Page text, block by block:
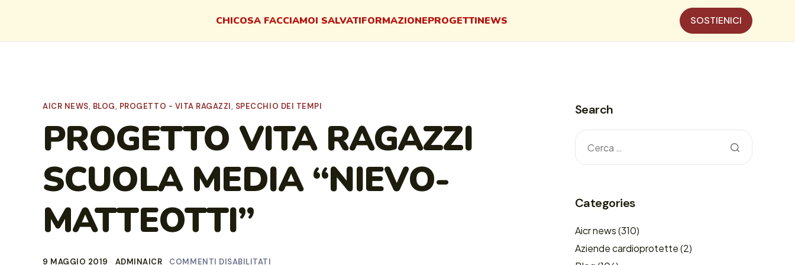
CHICOSA FACCIAMOI SALVATIFORMAZIONEPROGETTINEWS SOSTIENICI
AICR NEWS, BLOG, PROGETTO - VITA RAGAZZI, SPECCHIO DEI TEMPI
PROGETTO VITA RAGAZZI
SCUOLA MEDIA “NIEVO-
MATTEOTTI”
9 MAGGIO 2019 ADMINAICR COMMENTI DISABILITATI
Search
Categories
Aicr news(310)
Aziende cardioprotette(2)